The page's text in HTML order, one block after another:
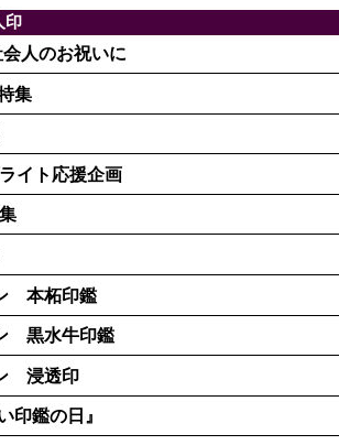
印
人のお祝いに
集
イト応援企画
本柘印鑑
黒水牛印鑑
浸透印
印鑑の日』